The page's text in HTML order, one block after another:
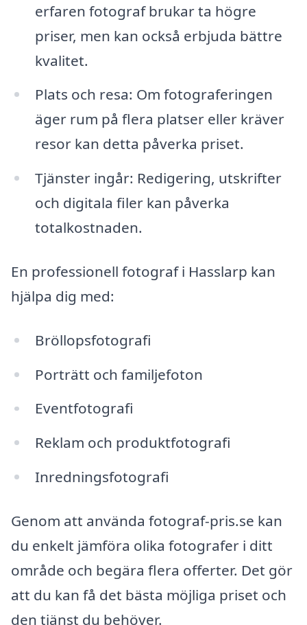
erfaren fotograf brukar ta högre
priser, men kan också erbjuda bättre
kvalitet.
Plats och resa: Om fotograferingen
äger rum på flera platser eller kräver
resor kan detta påverka priset.
Tjänster ingår: Redigering, utskrifter
och digitala filer kan påverka
totalkostnaden.
En professionell fotograf i Hasslarp kan
hjälpa dig med:
Bröllopsfotografi
Porträtt och familjefoton
Eventfotografi
Reklam och produktfotografi
Inredningsfotografi
Genom att använda fotograf-pris.se kan
du enkelt jämföra olika fotografer i ditt
område och begära flera offerter. Det gör
att du kan få det bästa möjliga priset och
den tjänst du behöver.